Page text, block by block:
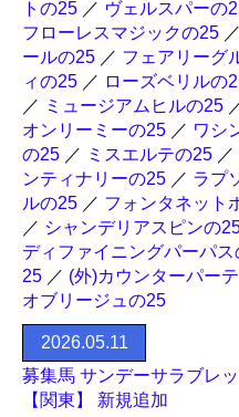
トの25 ／ ヴェルスパーの
フローレスマジックの25 ／
ールの25 ／ フェアリーグ
ィの25 ／ ローズベリルの
／ ミュージアムヒルの25
オンリーミーの25 ／ ワシ
の25 ／ ミスエルテの25 ／
ンティナリーの25 ／ ラプ
ルの25 ／ フォンタネット
／ シャンデリアスピンの
ディファイニングパーパス
25 ／ (外)カウンターパー
オブリージュの25
2026.05.11
募集馬 サンデーサラブレ
【関東】 新規追加